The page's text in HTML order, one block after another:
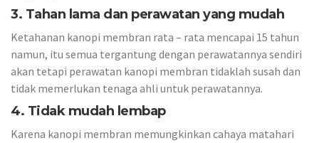
3. Tahan lama dan perawatan yang mudah
Ketahanan kanopi membran rata – rata mencapai 15 tahun
namun, itu semua tergantung dengan perawatannya sendiri
akan tetapi perawatan kanopi membran tidaklah susah dan
tidak memerlukan tenaga ahli untuk perawatannya.
4. Tidak mudah lembap
Karena kanopi membran memungkinkan cahaya matahari